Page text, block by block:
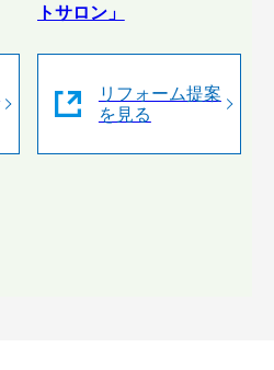
トサロン」
リフォーム提案
を見る